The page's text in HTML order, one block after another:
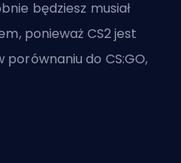
będziesz musiał
ponieważ CS2 jest
do CS:GO,